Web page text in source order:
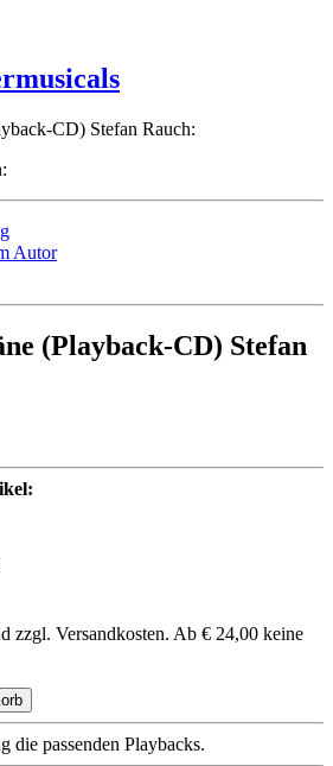
Autor
(Playback-CD) Stefan
zzgl. Versandkosten. Ab € 24,00 keine
die passenden Playbacks.